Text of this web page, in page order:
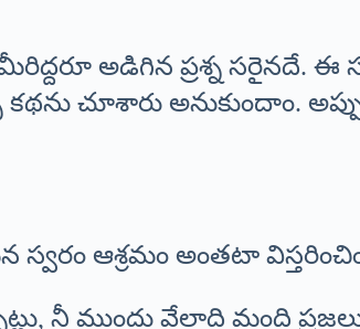
అడిగిన ప్రశ్న సరైనదే. ఈ
చూశారు అనుకుందాం.
స్వరం ఆశ్రమం అంతటా
నీ ముందు వేలాది మంది